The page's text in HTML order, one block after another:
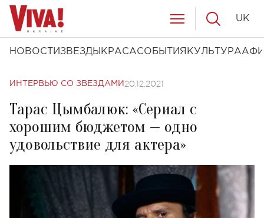
НОВОСТИ ЗВЕЗДЫ КРАСАСОБЫТИЯ КУЛЬТУРА
UK
ИНТЕРВЬЮ СО ЗВЕЗДАМИ 20.12.2021
Тарас Цымбалюк: «Сериал с
хорошим бюджетом — одно
удовольствие для актера»